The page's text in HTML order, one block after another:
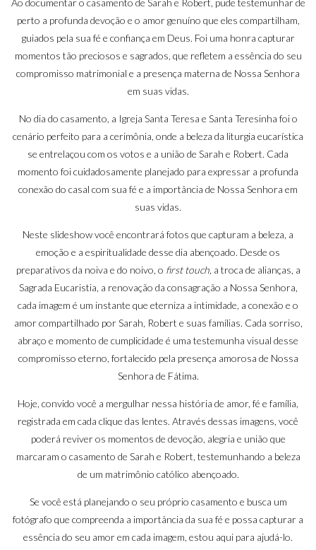
Ao documentar o casamento de Sarah e Robert, pude testemunhar de
perto a profunda devoção e o amor genuíno que eles compartilham,
guiados pela sua fé e confiança em Deus. Foi uma honra capturar
momentos tão preciosos e sagrados, que refletem a essência do seu
compromisso matrimonial e a presença materna de Nossa Senhora
em suas vidas.
No dia do casamento, a Igreja Santa Teresa e Santa Teresinha foi o
cenário perfeito para a cerimônia, onde a beleza da liturgia eucarística
se entrelaçou com os votos e a união de Sarah e Robert. Cada
momento foi cuidadosamente planejado para expressar a profunda
conexão do casal com sua fé e a importância de Nossa Senhora em
suas vidas.
Neste slideshow você encontrará fotos que capturam a beleza, a
emoção e a espiritualidade desse dia abençoado. Desde os
preparativos da noiva e do noivo, o first touch, a troca de alianças, a
Sagrada Eucaristia, a renovação da consagração a Nossa Senhora,
cada imagem é um instante que eterniza a intimidade, a conexão e o
amor compartilhado por Sarah, Robert e suas famílias. Cada sorriso,
abraço e momento de cumplicidade é uma testemunha visual desse
compromisso eterno, fortalecido pela presença amorosa de Nossa
Senhora de Fátima.
Hoje, convido você a mergulhar nessa história de amor, fé e família,
registrada em cada clique das lentes. Através dessas imagens, você
poderá reviver os momentos de devoção, alegria e união que
marcaram o casamento de Sarah e Robert, testemunhando a beleza
de um matrimônio católico abençoado.
Se você está planejando o seu próprio casamento e busca um
fotógrafo que compreenda a importância da sua fé e possa capturar a
essência do seu amor em cada imagem, estou aqui para ajudá-lo.